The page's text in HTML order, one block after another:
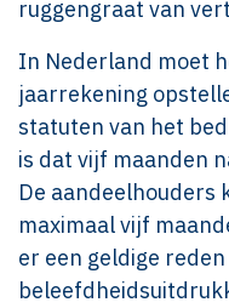
ruggengraat van
In Nederland moet
jaarrekening
statuten van het
is dat vijf maanden
De aandeelhouders
maximaal vijf
er een geldige reden